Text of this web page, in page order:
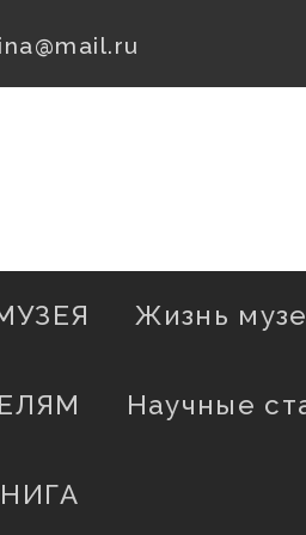
Жизнь
Научные